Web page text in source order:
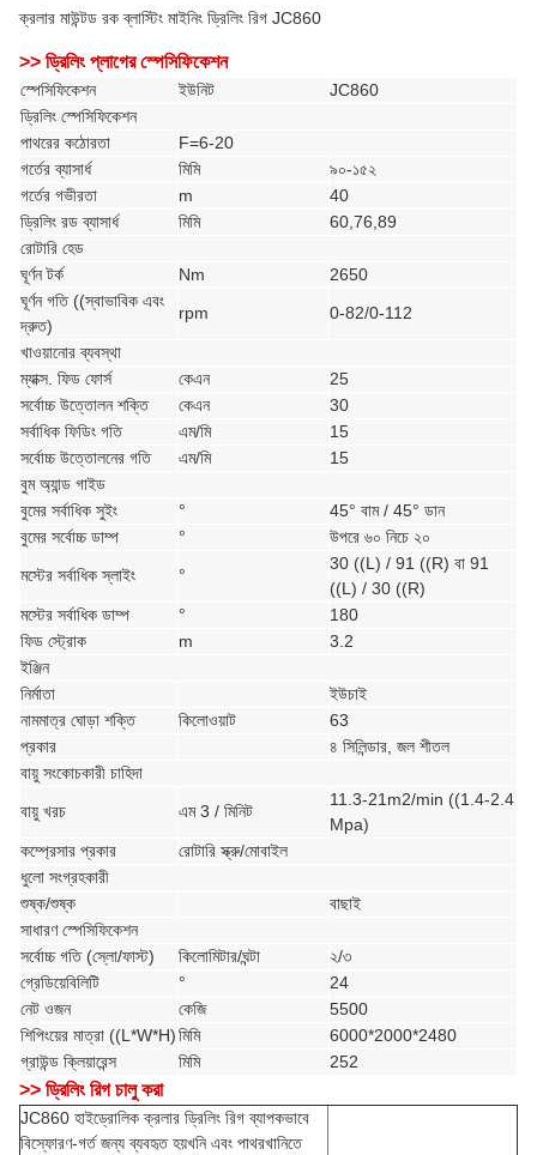
ক্রলার মাউন্টড রক ব্লাস্টিং মাইনিং ড্রিলিং রিগ JC860
>> ড্রিলিং প্লাগের স্পেসিফিকেশন
স্পেসিফিকেশন ইউনিট
JC860
ড্রিলিং স্পেসিফিকেশন
পাথরের কঠোরতা
F=6-20
গর্তের ব্যাসার্ধ
মিমি
৯০-১৫২
গর্তের গভীরতা
m
40
ড্রিলিং রড ব্যাসার্ধ
মিমি
60,76,89
রোটারি হেড
ঘূর্ণন টর্ক
Nm
2650
ঘূর্ণন গতি ((স্বাভাবিক এবং
দ্রুত)
rpm 0-82/0-112
খাওয়ানোর ব্যবস্থা
ম্যাক্স. ফিড ফোর্স
কেএন
25
সর্বোচ্চ উত্তোলন শক্তি
কেএন
30
সর্বাধিক ফিডিং গতি
এম/মি
15
সর্বোচ্চ উত্তোলনের গতি
এম/মি
15
বুম অ্যান্ড গাইড
বুমের সর্বাধিক সুইং
°
45° বাম / 45° ডান
বুমের সর্বোচ্চ ডাম্প
°
উপরে ৬০ নিচে ২০
মস্টের সর্বাধিক স্লাইং
°
30 ((L) / 91 ((R) বা 91
((L) / 30 ((R)
মস্টের সর্বাধিক ডাম্প
°
180
ফিড স্ট্রোক
m
3.2
ইঞ্জিন
নির্মাতা
ইউচাই
নামমাত্র ঘোড়া শক্তি
কিলোওয়াট
63
প্রকার
৪ সিলিন্ডার, জল শীতল
বায়ু সংকোচকারী চাহিদা
বায়ু খরচ
এম 3 / মিনিট
11.3-21m2/min ((1.4-2.4
Mpa)
কম্প্রেসার প্রকার
রোটারি স্ক্রু/মোবাইল
ধুলো সংগ্রহকারী
শুষ্ক/শুষ্ক
বাছাই
সাধারণ স্পেসিফিকেশন
সর্বোচ্চ গতি (স্লো/ফাস্ট)
কিলোমিটার/ঘন্টা
২/৩
গ্রেডিয়েবিলিটি
°
24
নেট ওজন
কেজি
5500
শিপিংয়ের মাত্রা ((L*W*H)মিমি
6000*2000*2480
গ্রাউন্ড ক্লিয়ারেন্স
মিমি 252
>> ড্রিলিং রিগ চালু করা
JC860 হাইড্রোলিক ক্রলার ড্রিলিং রিগ ব্যাপকভাবে
বিস্ফোরণ-গর্ত জন্য ব্যবহৃত হয়খনি এবং পাথরখানিতে